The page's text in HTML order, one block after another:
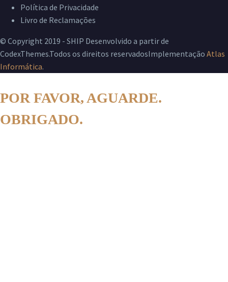
Política de Privacidade
Livro de Reclamações
© Copyright 2019 - SHIP Desenvolvido a partir de
CodexThemes.Todos os direitos reservadosImplementação Atlas
Informática.
POR FAVOR, AGUARDE.
OBRIGADO.